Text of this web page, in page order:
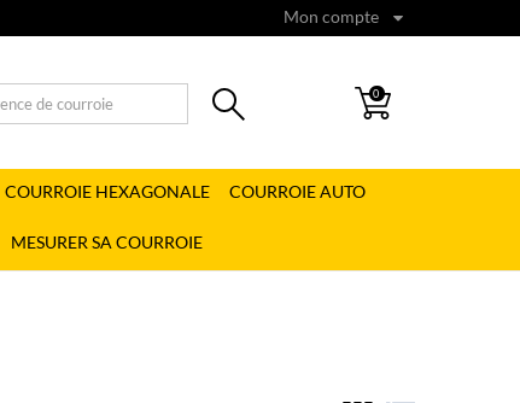
Mon compte
0
COURROIE HEXAGONALE COURROIE AUTO
MESURER SA COURROIE